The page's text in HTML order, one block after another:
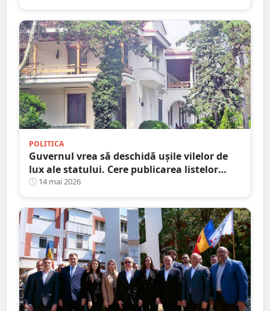
POLITICA
Guvernul vrea să deschidă ușile vilelor de
lux ale statului. Cere publicarea listelor
complete cu beneficiarii și imobilele de
protocol
14 mai 2026